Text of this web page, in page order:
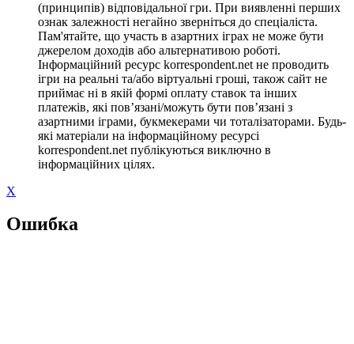
(принципів) відповідальної гри. При виявленні перших
ознак залежності негайно зверніться до спеціаліста.
Пам'ятайте, що участь в азартних іграх не може бути
джерелом доходів або альтернативою роботі.
Інформаційний ресурс korrespondent.net не проводить
ігри на реальні та/або віртуальні гроші, також сайт не
приймає ні в якій формі оплату ставок та інших
платежів, які пов’язані/можуть бути пов’язані з
азартними іграми, букмекерами чи тоталізаторами. Будь-
які матеріали на інформаційному ресурсі
korrespondent.net публікуються виключно в
інформаційних цілях.
X
Ошибка